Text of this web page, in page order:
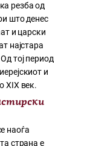
резба од
што денес
и царски
најстара
тој период
и
XIX век.
наоѓа
страна е